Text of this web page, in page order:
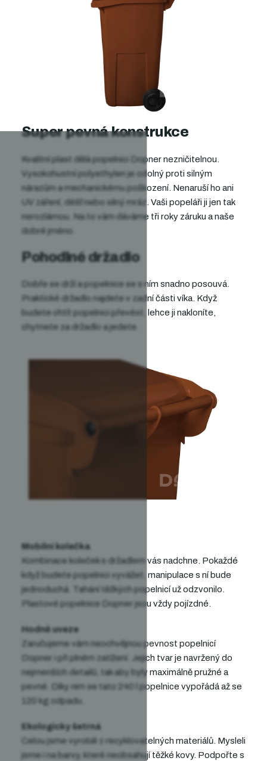
Super pevná konstrukce
Kvalitní plast dělá popelnici Dopner nezničitelnou.
Vysokohustní polyethylen je odolný proti silným
nárazům a mechanickému poškození. Nenaruší ho ani
UV záření, déšť nebo silný mráz. Vaši popeláři ji jen tak
nerozlámou. Na to vám dáváme tři roky záruku a naše
dobré jméno.
Pohodlné držadlo
Dobře se drží a popelnice se s ním snadno posouvá.
Praktické držadlo najdete v zadní části víka. Když
budete chtít popelnici převést, lehce ji nakloníte,
chytnete za držadlo a jedete.
Mobilní kolečka
Kombinace koleček s držadlem vás nadchne. Pokaždé
když budete popelnici vyvážet, manipulace s ní bude
jednoduchá. Tahání těžkých popelnicí už odzvonilo.
Plastové popelnice Dopner jsou vždy pojízdné.
Hodně uveze
Zaručujeme vám neochvějnou pevnost popelnicí
Dopner i při plném zatížení. Jejich tvar je navržený do
nejmenších detailů, tak aby byly maximálně pružné a
pevné. Díky nim se tato 240 l popelnice vypořádá až se
120 kg odpadu.
Ekologicky šetrná
Celou jsme vyrobili z recyklovatelných materiálů. Mysleli
jsme i na barvy, které neobsahují těžké kovy. Podpořte s